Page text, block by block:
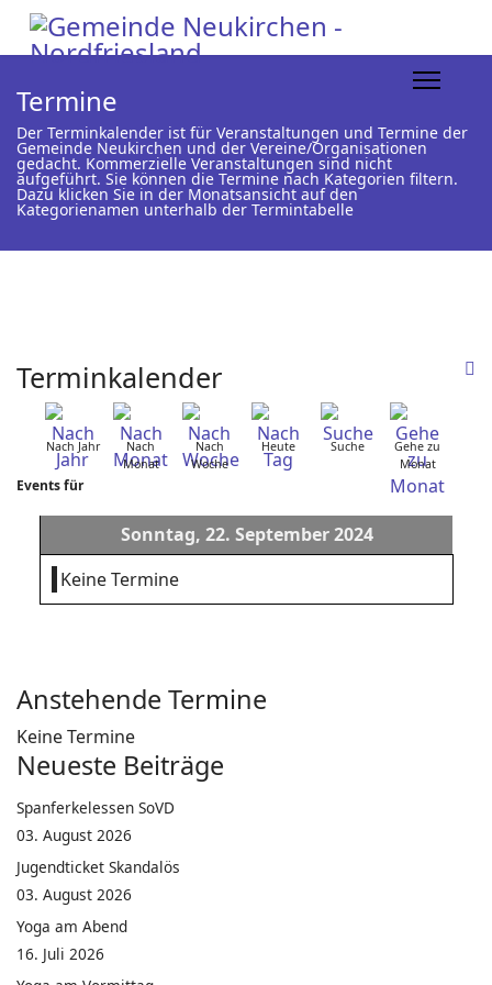
Termine
Der Terminkalender ist für Veranstaltungen und Termine der
Gemeinde Neukirchen und der Vereine/Organisationen
gedacht. Kommerzielle Veranstaltungen sind nicht
aufgeführt. Sie können die Termine nach Kategorien filtern.
Dazu klicken Sie in der Monatsansicht auf den
Kategorienamen unterhalb der Termintabelle
Terminkalender
Nach Jahr
Nach
Monat
Nach
Woche
Heute Suche
Gehe zu
Monat
Events für
Sonntag, 22. September 2024
Keine Termine
Anstehende Termine
Keine Termine
Neueste Beiträge
Spanferkelessen SoVD
03. August 2026
Jugendticket Skandalös
03. August 2026
Yoga am Abend
16. Juli 2026